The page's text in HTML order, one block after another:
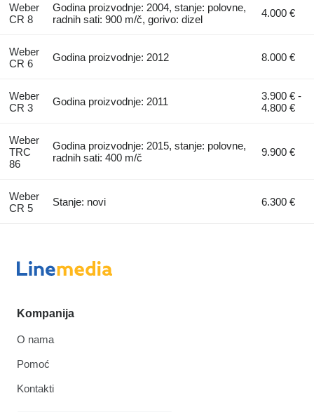
Weber
CR 8
Godina proizvodnje: 2004, stanje: polovne,
radnih sati: 900 m/č, gorivo: dizel
4.000 €
Weber
CR 6
Godina proizvodnje: 2012 8.000 €
Weber
CR 3
Godina proizvodnje: 2011
3.900 € -
4.800 €
Weber
TRC
86
Godina proizvodnje: 2015, stanje: polovne,
radnih sati: 400 m/č
9.900 €
Weber
CR 5
Stanje: novi 6.300 €
Kompanija
O nama
Pomoć
Kontakti